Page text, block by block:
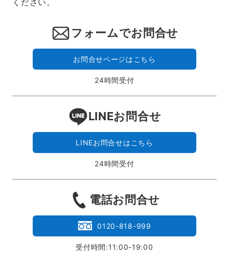
ください。
フォームでお問合せ
お問合せページはこちら
24時間受付
LINEお問合せ
LINEお問合せはこちら
24時間受付
電話お問合せ
0120-818-999
受付時間:11:00-19:00